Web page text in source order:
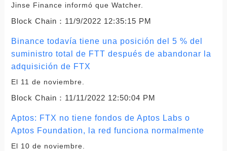
Jinse Finance informó que Watcher.
Block Chain： 11/9/2022 12:35:15 PM
Binance todavía tiene una posición del 5 % del
suministro total de FTT después de abandonar la
adquisición de FTX
El 11 de noviembre.
Block Chain： 11/11/2022 12:50:04 PM
Aptos: FTX no tiene fondos de Aptos Labs o
Aptos Foundation, la red funciona normalmente
El 10 de noviembre.